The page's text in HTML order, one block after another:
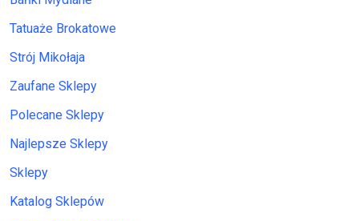
Tatuaże Brokatowe
Strój Mikołaja
Zaufane Sklepy
Polecane Sklepy
Najlepsze Sklepy
Sklepy
Katalog Sklepów